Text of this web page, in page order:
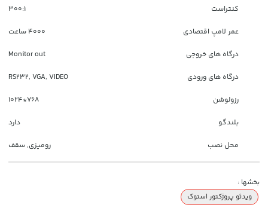
کنتراست
300:1
عمر لامپ اقتصادی
4000 ساعت
درگاه های خروجی
درگاه های ورودی
RS232, VGA, VIDEO
رزولوشن
768*1024
بلندگو
دارد
محل نصب
رومیزی, سقف
بخشها :
ویدئو پروژکتور استوک